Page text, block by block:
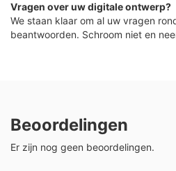
Vragen over uw digitale ontwerp?
We staan klaar om al uw vragen
beantwoorden. Schroom niet en
Beoordelingen
Er zijn nog geen beoordelingen.